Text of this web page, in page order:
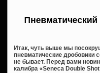
Итак, чуть выше мы
пневматические дробовики
не бывает. Перед вами
калибра «Seneca Double